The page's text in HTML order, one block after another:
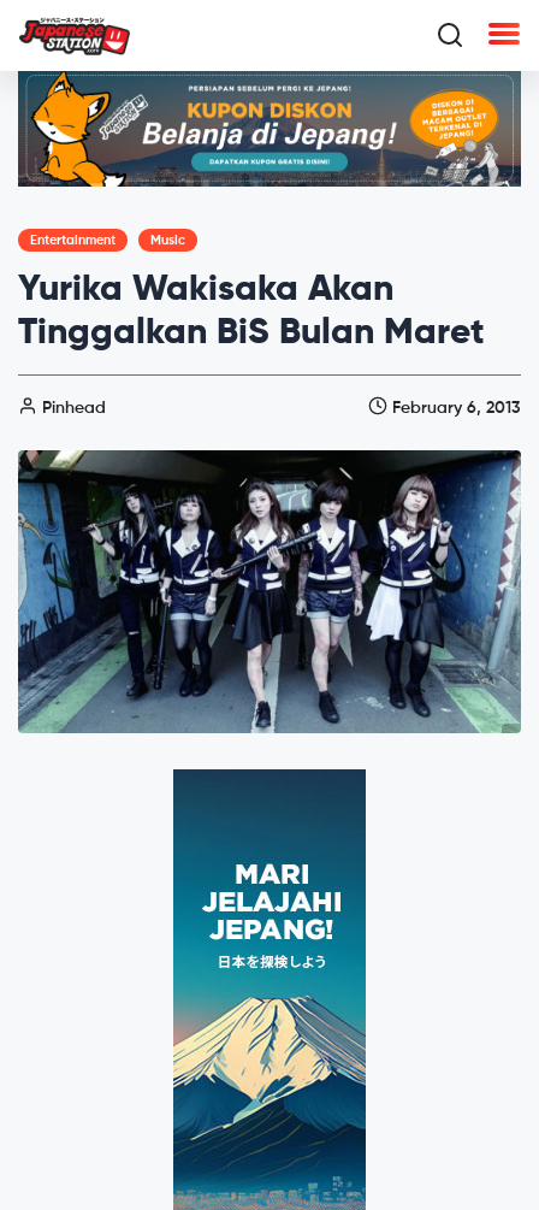
Entertainment Music
Yurika Wakisaka Akan
Tinggalkan BiS Bulan Maret
Pinhead February 6, 2013